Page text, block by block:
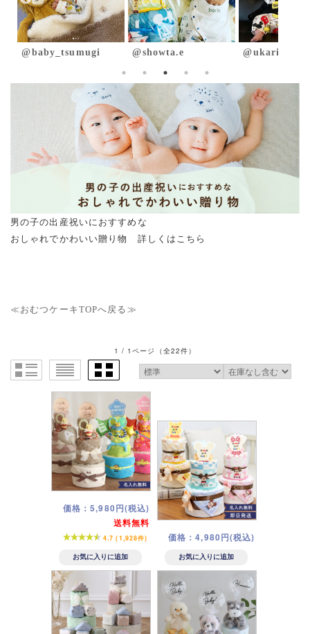
@showta.e @ukari_mooooon ao_s2315
男の子の出産祝いにおすすめな
おしゃれでかわいい贈り物 詳しくはこちら
≪おむつケーキTOPへ戻る≫
1 / 1ページ （全22件）
価格：5,980円(税込)
送料無料
4.7 (1,928件) 価格：4,980円(税込)